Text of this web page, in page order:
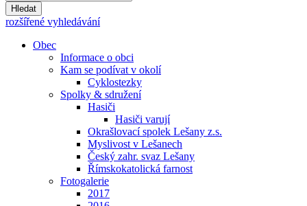
Hledat
rozšířené vyhledávání
Obec
Informace o obci
Kam se podívat v okolí
Cyklostezky
Spolky & sdružení
Hasiči
Hasiči varují
Okrašlovací spolek Lešany z.s.
Myslivost v Lešanech
Český zahr. svaz Lešany
Římskokatolická farnost
Fotogalerie
2017